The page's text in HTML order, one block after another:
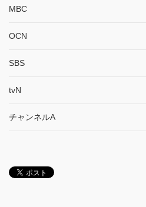
MBC
OCN
SBS
tvN
チャンネルA